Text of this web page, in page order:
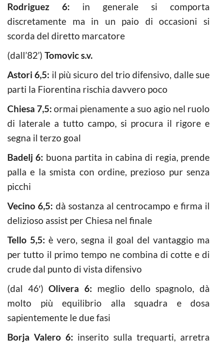
Rodriguez 6: in generale si comporta
discretamente ma in un paio di occasioni si
scorda del diretto marcatore
(dall’82’) Tomovic s.v.
Astori 6,5: il più sicuro del trio difensivo, dalle sue
parti la Fiorentina rischia davvero poco
Chiesa 7,5: ormai pienamente a suo agio nel ruolo
di laterale a tutto campo, si procura il rigore e
segna il terzo goal
Badelj 6: buona partita in cabina di regia, prende
palla e la smista con ordine, prezioso pur senza
picchi
Vecino 6,5: dà sostanza al centrocampo e firma il
delizioso assist per Chiesa nel finale
Tello 5,5: è vero, segna il goal del vantaggio ma
per tutto il primo tempo ne combina di cotte e di
crude dal punto di vista difensivo
(dal 46′) Olivera 6: meglio dello spagnolo, dà
molto più equilibrio alla squadra e dosa
sapientemente le due fasi
Borja Valero 6: inserito sulla trequarti, arretra